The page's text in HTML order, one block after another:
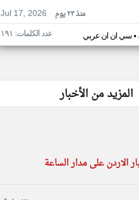
Jul 17, 2026
منذ ٢٣ يوم
سي ان ان عربي• عدد الكلمات: ١٩١
المزيد من الأخبار
الاردن على مدار الساعة